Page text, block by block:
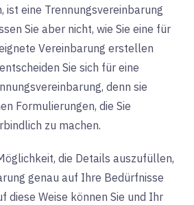
ist eine Trennungsvereinbarung
Sie aber nicht, wie Sie eine für
Vereinbarung erstellen
Sie sich für eine
denn sie
Formulierungen, die Sie
zu machen.
die Details auszufüllen,
genau auf Ihre Bedürfnisse
diese Weise können Sie und Ihr